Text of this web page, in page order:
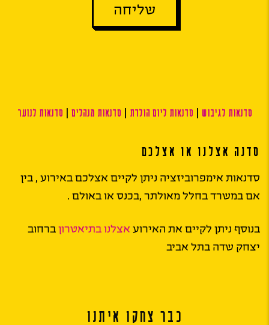
שליחה
סדנאות לגיבוש סדנאות ליום הולדת סדנאות מנהלים סדנאות לנוער
סדנה אצלנו או אצלכם
סדנאות אימפרוביזציה ניתן לקיים אצלכם באירוע , בין
אם במשרד בחלל מאולתר ,בכנס או באולם .
בנוסף ניתן לקיים את האירוע אצלנו בתיאטרון ברחוב
יצחק שדה בתל אביב
כבר צחקו איתנו